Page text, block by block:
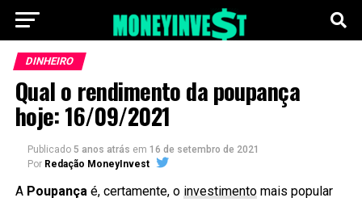
DINHEIRO
Qual o rendimento da poupança
hoje: 16/09/2021
Publicado 5 anos atrás em 16 de setembro de 2021
Por Redação MoneyInvest
A Poupançaé, certamente, o investimentomais popular